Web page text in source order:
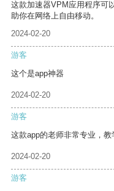
这款加速器VPM应用程序可
助你在网络上自由移动。
2024-02-20
游客
这个是app神器
2024-02-20
游客
这款app的老师非常专业，教
2024-02-20
游客